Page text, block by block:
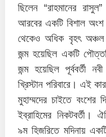
ছিলেন “রাহমানের
আরবের একটি বিশাল অংশ
থেকেও অধিক বৃহৎ অঞ্চল
জন্ম হয়েছিল একটি
জন্ম হয়েছিল পূর্ববর্তী
খ্রিস্টান পরিবারে। এই
মুহাম্মদের চাইতে বংশের
ইব্রাহিমের নিকটবর্তী।
৯ম হিজরিতে মদিনায়